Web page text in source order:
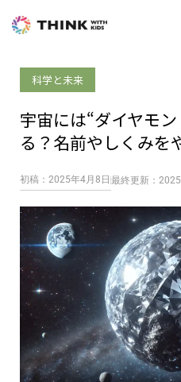
科学と未来
宇宙には“ダイヤモ
る？名前やしくみを
初稿：2025年4月8日 最終更新：